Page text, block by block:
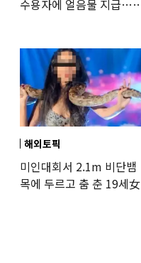
수용자에 얼음물 지급…
해외토픽
미인대회서 2.1m 비단뱀
목에 두르고 춤 춘 19세女